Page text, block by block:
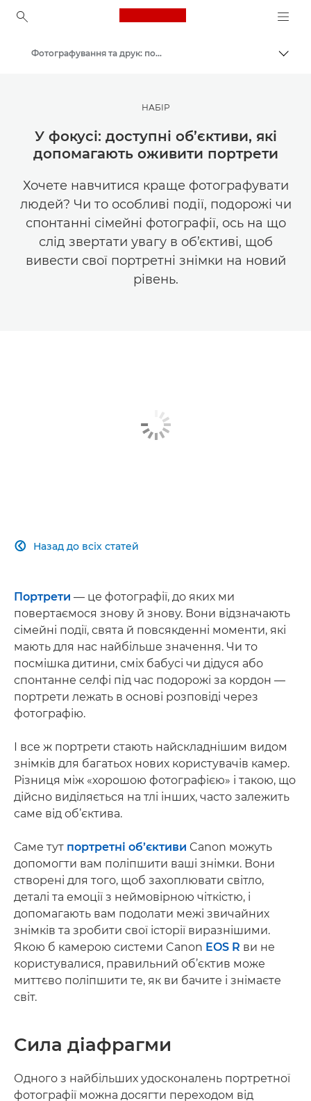
Canon Logo, back to
Ресурси для натхнення | Поради щодо фотографування і друку та рекомендації для покупців
Фотографування та друк: поради та методи
НАБІР
У фокусі: доступні об’єктиви, які
допомагають оживити портрети
Хочете навчитися краще фотографувати
людей? Чи то особливі події, подорожі чи
спонтанні сімейні фотографії, ось на що
слід звертати увагу в об’єктиві, щоб
вивести свої портретні знімки на новий
рівень.
Назад до всіх статей

Портрети — це фотографії, до яких ми
повертаємося знову й знову. Вони відзначають
сімейні події, свята й повсякденні моменти, які
мають для нас найбільше значення. Чи то
посмішка дитини, сміх бабусі чи дідуся або
спонтанне селфі під час подорожі за кордон —
портрети лежать в основі розповіді через
фотографію.
І все ж портрети стають найскладнішим видом
знімків для багатьох нових користувачів камер.
Різниця між «хорошою фотографією» і такою, що
дійсно виділяється на тлі інших, часто залежить
саме від об’єктива.
Саме тут портретні об’єктиви Canon можуть
допомогти вам поліпшити ваші знімки. Вони
створені для того, щоб захоплювати світло,
деталі та емоції з неймовірною чіткістю, і
допомагають вам подолати межі звичайних
знімків та зробити свої історії виразнішими.
Якою б камерою системи Canon EOS R ви не
користувалися, правильний об’єктив може
миттєво поліпшити те, як ви бачите і знімаєте
світ.
Сила діафрагми
Одного з найбільших удосконалень портретної
фотографії можна досягти переходом від